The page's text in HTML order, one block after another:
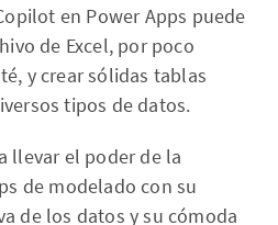
en Power Apps puede
de Excel, por poco
y crear sólidas tablas
tipos de datos.
llevar el poder de la
de modelado con su
de los datos y su cómoda